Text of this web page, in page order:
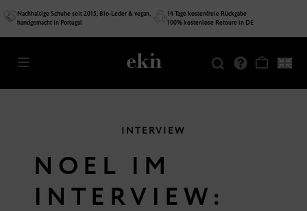
Nachhaltige Schuhe seit 2015, Bio-Leder & vegan,
handgemacht in Portugal
14 Tage kostenfreie Rückgabe
100% kostenlose Retoure in DE
INTERVIEW
NOEL IM
INTERVIEW: